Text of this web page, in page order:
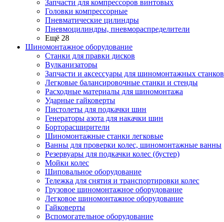
Запчасти для компрессоров винтовых
Головки компрессорные
Пневматические цилиндры
Пневмоцилиндры, пневмораспределители
Ещё 28
Шиномонтажное оборудование
Станки для правки дисков
Вулканизаторы
Запчасти и аксессуары для шиномонтажных станков
Легковые балансировочные станки и стенды
Расходные материалы для шиномонтажа
Ударные гайковерты
Пистолеты для подкачки шин
Генераторы азота для накачки шин
Борторасширители
Шиномонтажные станки легковые
Ванны для проверки колес, шиномонтажные ванны
Резервуары для подкачки колес (бустер)
Мойки колес
Шиповальное оборудование
Тележка для снятия и транспортировки колес
Грузовое шиномонтажное оборудование
Легковое шиномонтажное оборудование
Гайковерты
Вспомогательное оборудование